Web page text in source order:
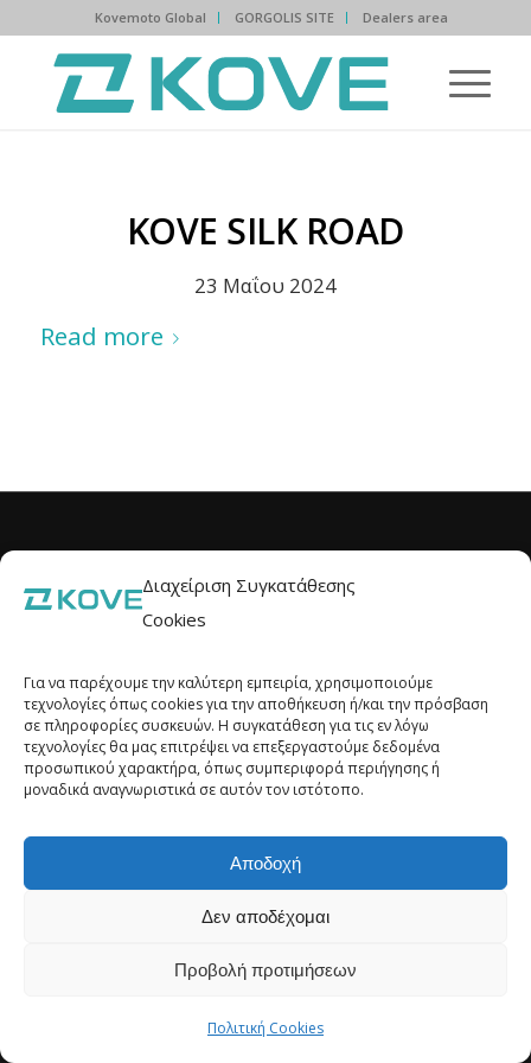
Διαχείριση Συγκατάθεσης
Cookies
Για να παρέχουμε την καλύτερη εμπειρία, χρησιμοποιούμε
τεχνολογίες όπως cookies για την αποθήκευση ή/και την πρόσβαση
σε πληροφορίες συσκευών. Η συγκατάθεση για τις εν λόγω
τεχνολογίες θα μας επιτρέψει να επεξεργαστούμε δεδομένα
προσωπικού χαρακτήρα, όπως συμπεριφορά περιήγησης ή
μοναδικά αναγνωριστικά σε αυτόν τον ιστότοπο.
Αποδοχή
Δεν αποδέχομαι
Προβολή προτιμήσεων
Πολιτική Cookies
Kovemoto Global GORGOLIS SITE Dealers area
KOVE SILK ROAD
23 Μαΐου 2024
Read more
ΓΚΟΡΓΚΟΛΗΣ Α.Ε. | Γ.Ε.ΜΗ. 10110253000 | kovemoto.gr
Πολιτική Cookies (ΕΕ)